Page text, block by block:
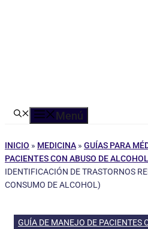
Menú
INICIO » MEDICINA » GUÍAS PARA
PACIENTES CON ABUSO DE ALCOHOL
IDENTIFICACIÓN DE TRASTORNOS
CONSUMO DE ALCOHOL)
GUÍA DE MANEJO DE PACIENTES